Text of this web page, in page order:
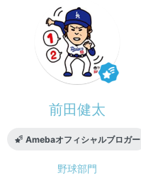
前田健太
Amebaオフィシャルブロガー
野球部門